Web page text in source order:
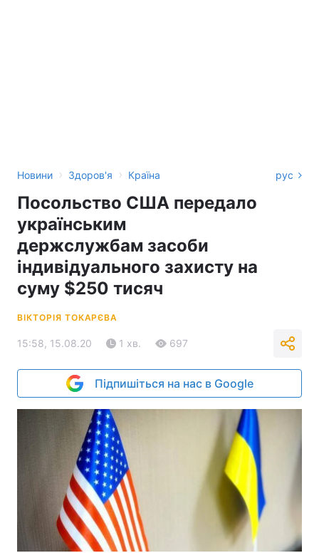
Новини › Здоров'я › Країна рус
Посольство США передало
українським
держслужбам засоби
індивідуального захисту на
суму $250 тисяч
ВІКТОРІЯ ТОКАРЄВА
15:58, 15.08.20 1 хв. 697
Підпишіться на нас в Google